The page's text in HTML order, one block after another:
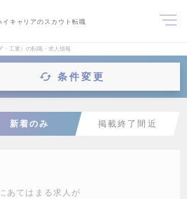
イキャリアのスカウト転職
・工業）の転職・求人情報
条件変更
新着のみ 掲載終了間近
あてはまる求人が